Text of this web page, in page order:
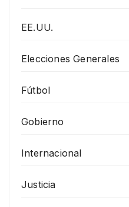
EE.UU.
Elecciones Generales
Fútbol
Gobierno
Internacional
Justicia